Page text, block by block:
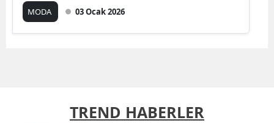
MODA 03 Ocak 2026
TREND HABERLER